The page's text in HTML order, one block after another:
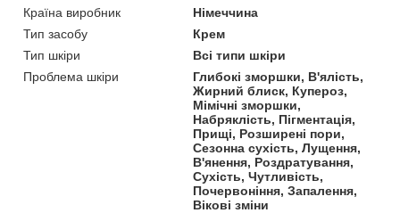
Країна виробник
Німеччина
Тип засобу
Крем
Тип шкіри
Всі типи шкіри
Проблема шкіри
Глибокі зморшки, В'ялість,
Жирний блиск, Купероз,
Мімічні зморшки,
Набряклість, Пігментація,
Прищі, Розширені пори,
Сезонна сухість, Лущення,
В'янення, Роздратування,
Сухість, Чутливість,
Почервоніння, Запалення,
Вікові зміни